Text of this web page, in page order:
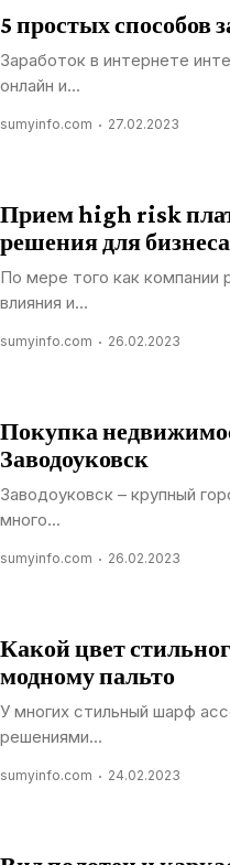
5 простых способов
Заработок в интернете
онлайн и...
sumyinfo.com 27.02.2023
Прием high risk
решения для бизнеса
По мере того как
влияния и...
sumyinfo.com 26.02.2023
Покупка
Заводоуковск
Заводоуковск – крупный
много...
sumyinfo.com 26.02.2023
Какой цвет
модному пальто
У многих стильный шарф
решениями...
sumyinfo.com 24.02.2023